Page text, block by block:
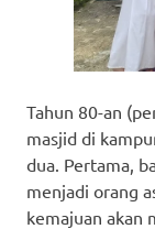
Tahun 80-an
masjid di
dua. Pertama,
menjadi orang
kemajuan akan